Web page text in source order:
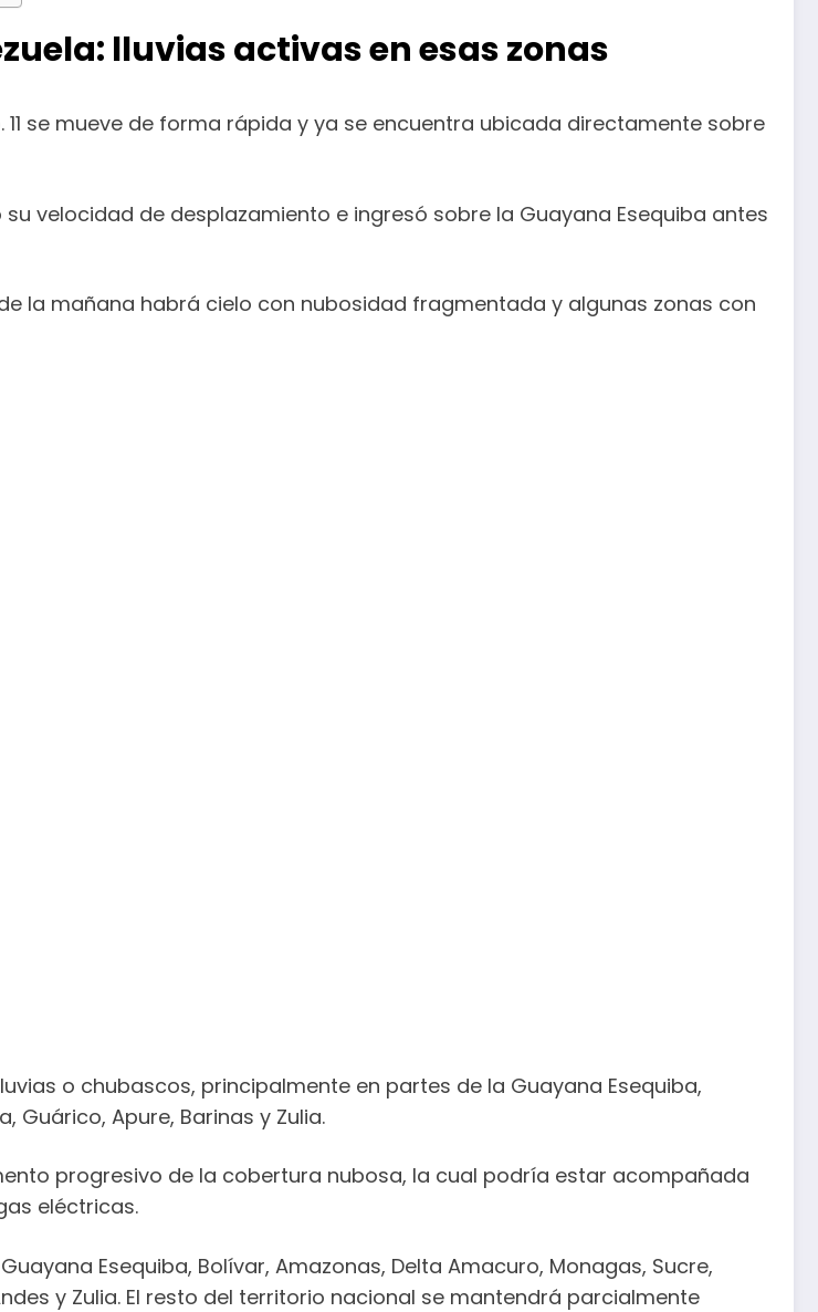
lluvias activas en esas zonas
se mueve de forma rápida y ya se encuentra ubicada directamente sobre
velocidad de desplazamiento e ingresó sobre la Guayana Esequiba antes
la mañana habrá cielo con nubosidad fragmentada y algunas zonas con
o chubascos, principalmente en partes de la Guayana Esequiba,
Guárico, Apure, Barinas y Zulia.
progresivo de la cobertura nubosa, la cual podría estar acompañada
eléctricas.
Esequiba, Bolívar, Amazonas, Delta Amacuro, Monagas, Sucre,
y Zulia. El resto del territorio nacional se mantendrá parcialmente